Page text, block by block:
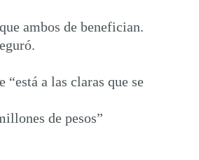
ambos de benefician.
a las claras que se
de pesos”